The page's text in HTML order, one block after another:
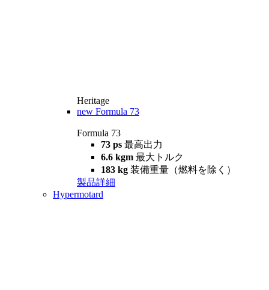
Heritage
new Formula 73
Formula 73
73 ps 最高出力
6.6 kgm 最大トルク
183 kg 装備重量（燃料を除く）
製品詳細
Hypermotard